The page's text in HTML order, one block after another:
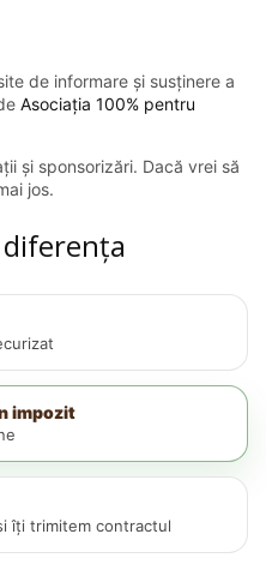
de informare și susținere a
Asociația 100% pentru
și sponsorizări. Dacă vrei să
jos.
impozit
îți trimitem contractul